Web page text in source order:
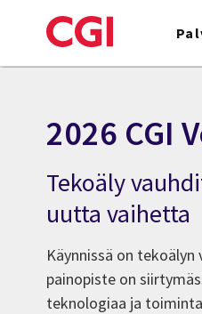
to
2026 CGI
Tekoäly
uutta vaihetta
Käynnissä on
painopiste on
teknologiaa ja